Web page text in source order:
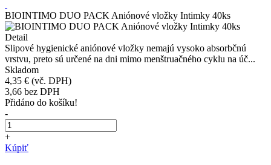
BIOINTIMO DUO PACK Aniónové vložky Intimky 40ks
Detail
Slipové hygienické aniónové vložky nemajú vysoko absorbčnú
vrstvu, preto sú určené na dni mimo menštruačného cyklu na úč...
Skladom
4,35 € (vč. DPH)
3,66 bez DPH
Přidáno do košíku!
-
+
Kúpiť